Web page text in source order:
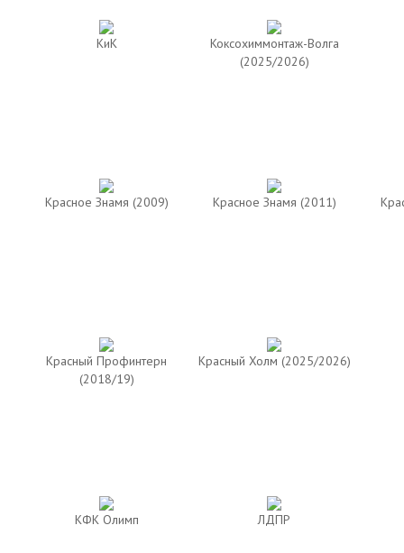
КиК
Коксохиммонтаж-Волга
(2025/2026)
Красное Знамя (2009) Красное Знамя (2011)
Красный Профинтерн
(2018/19)
Красный Холм (2025/2026)
КФК Олимп ЛДПР